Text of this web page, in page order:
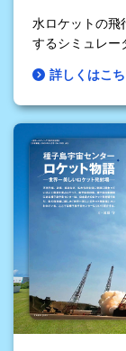
水ロケットの飛
するシミュレー
詳しくはこ